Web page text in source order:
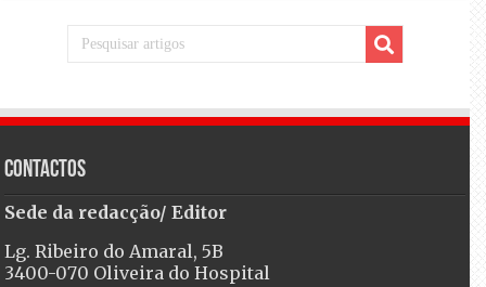
Contactos
Sede da redacção/ Editor
Lg. Ribeiro do Amaral, 5B
3400-070 Oliveira do Hospital